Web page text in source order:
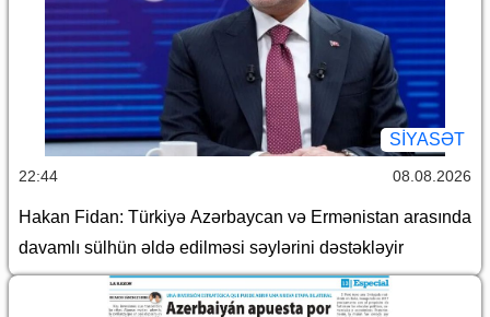
SİYASƏT
22:44 08.08.2026
Hakan Fidan: Türkiyə Azərbaycan və Ermənistan arasında
davamlı sülhün əldə edilməsi səylərini dəstəkləyir